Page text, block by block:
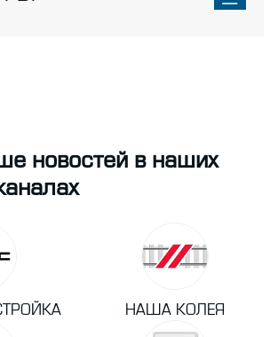
новостей в наших
НАША КОЛЕЯ